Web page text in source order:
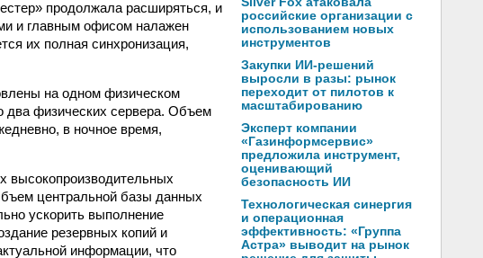
продолжала расширяться, и
и главным офисом налажен
их полная синхронизация,
на одном физическом
два физических сервера. Объем
в ночное время,
высокопроизводительных
центральной базы данных
ускорить выполнение
резервных копий и
информации, что
российские организации с
использованием новых
инструментов
Закупки ИИ-решений
выросли в разы: рынок
переходит от пилотов к
масштабированию
Эксперт компании
«Газинформсервис»
предложила инструмент,
оценивающий
безопасность ИИ
Технологическая синергия
и операционная
эффективность: «Группа
Астра» выводит на рынок